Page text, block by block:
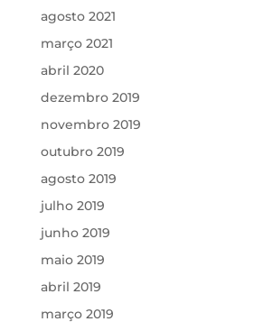
agosto 2021
março 2021
abril 2020
dezembro 2019
novembro 2019
outubro 2019
agosto 2019
julho 2019
junho 2019
maio 2019
abril 2019
março 2019